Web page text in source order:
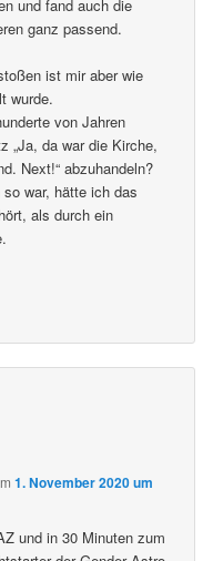
mit verschiedenen
und fand auch die
ganz passend.
ist mir aber wie
wurde.
von Jahren
da war die Kirche,
Next!“ abzuhandeln?
war, hätte ich das
als durch ein